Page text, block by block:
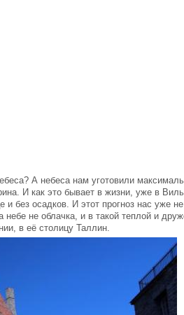
А небеса нам уготовили
И как это бывает в жизни, уже в
и без осадков. И этот прогноз нас уже
не облачка, и в такой теплой и
в её столицу Таллин.